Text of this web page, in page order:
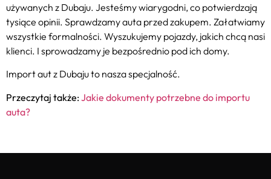
używanych z Dubaju. Jesteśmy wiarygodni, co potwierdzają
tysiące opinii. Sprawdzamy auta przed zakupem. Załatwiamy
wszystkie formalności. Wyszukujemy pojazdy, jakich chcą nasi
klienci. I sprowadzamy je bezpośrednio pod ich domy.
Import aut z Dubaju to nasza specjalność.
Przeczytaj także:Jakie dokumenty potrzebne do importu
auta?